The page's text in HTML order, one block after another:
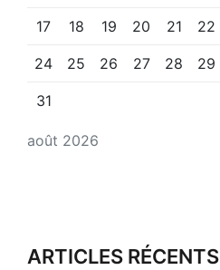
août 2026
17 18 19 20 21 22
24 25 26 27 28 29
31
ARTICLES RÉCENTS